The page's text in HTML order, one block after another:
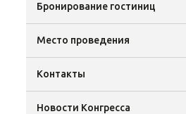
Бронирование гостиниц
Место проведения
Контакты
Новости Конгресса